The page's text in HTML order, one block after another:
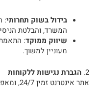
בידול בשוק תחרותי:
המשרד, והבלטת
שיווק ממוקד:
מעוניין למשוך.
2. הגברת נגישות ללקוחות
אתר